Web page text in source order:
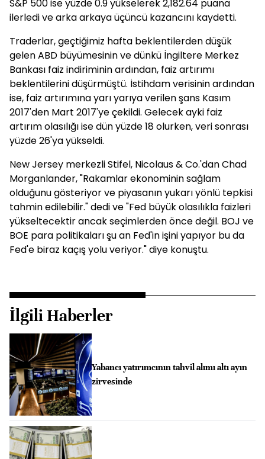
S&P 500 ise yüzde 0.9 yükselerek 2,182.64 puana
ilerledi ve arka arkaya üçüncü kazancını kaydetti.
Traderlar, geçtiğimiz hafta beklentilerden düşük
gelen ABD büyümesinin ve dünkü İngiltere Merkez
Bankası faiz indiriminin ardından, faiz artırımı
beklentilerini düşürmüştü. İstihdam verisinin ardından
ise, faiz artırımına yarı yarıya verilen şans Kasım
2017'den Mart 2017'ye çekildi. Gelecek ayki faiz
artırım olasılığı ise dün yüzde 18 olurken, veri sonrası
yüzde 26'ya yükseldi.
New Jersey merkezli Stifel, Nicolaus & Co.'dan Chad
Morganlander, "Rakamlar ekonominin sağlam
olduğunu gösteriyor ve piyasanın yukarı yönlü tepkisi
tahmin edilebilir." dedi ve "Fed büyük olasılıkla faizleri
yükseltecektir ancak seçimlerden önce değil. BOJ ve
BOE para politikaları şu an Fed'in işini yapıyor bu da
Fed'e biraz kaçış yolu veriyor." diye konuştu.
İlgili Haberler
Yabancı yatırımcının tahvil alımı altı ayın
zirvesinde